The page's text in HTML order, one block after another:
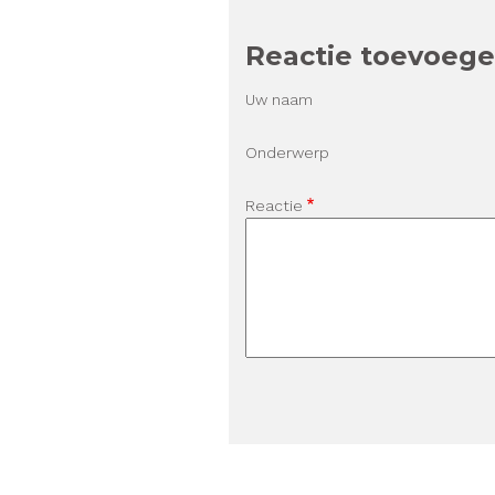
Reactie
Uw naam
Onderwerp
Reactie